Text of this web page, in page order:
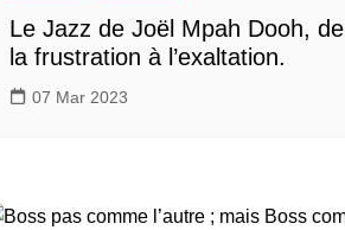
Le Jazz de Joël Mpah Dooh, de
la frustration à l’exaltation.
07 Mar 2023